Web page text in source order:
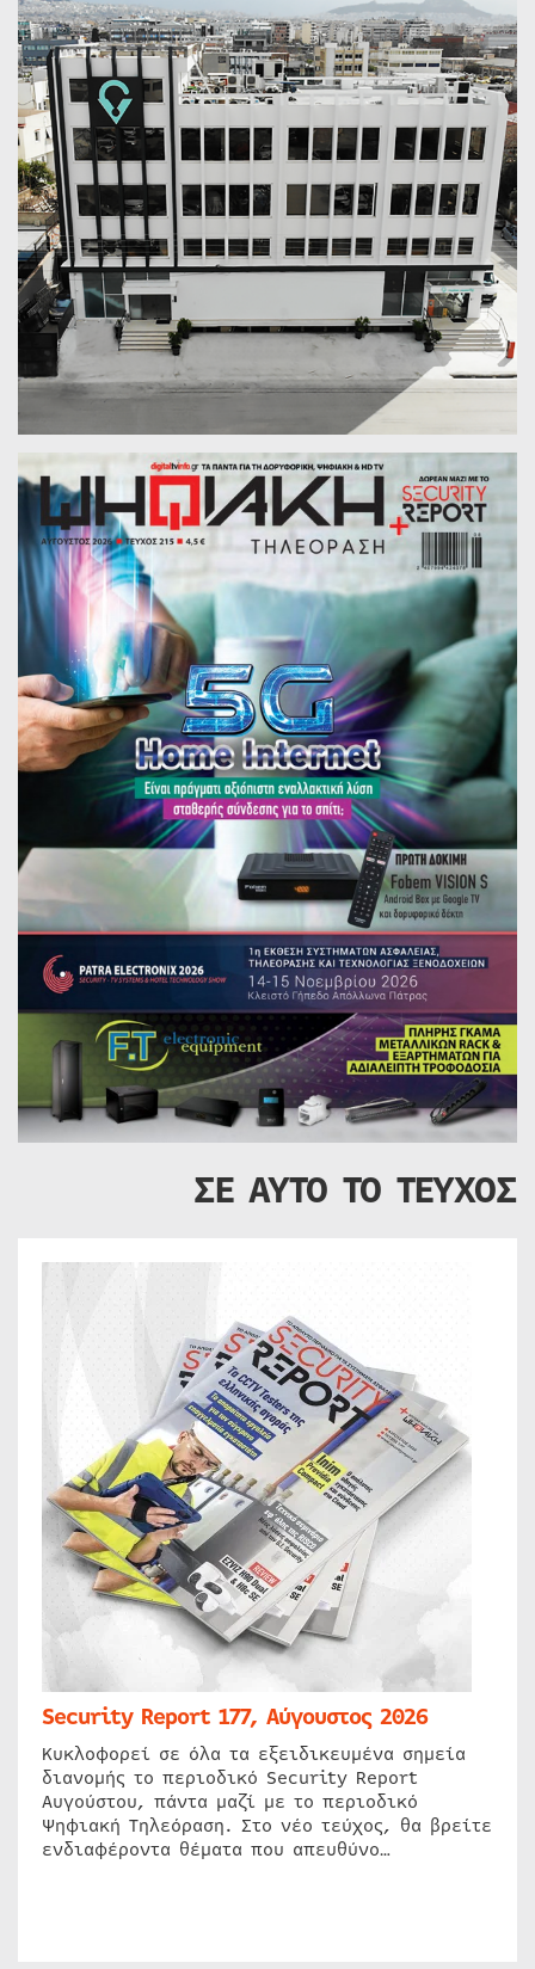
ΣΕ ΑΥΤΟ ΤΟ ΤΕΥΧΟΣ
Security Report 177, Αύγουστος 2026
Κυκλοφορεί σε όλα τα εξειδικευμένα σημεία
διανομής το περιοδικό Security Report
Αυγούστου, πάντα μαζί με το περιοδικό
Ψηφιακή Τηλεόραση. Στο νέο τεύχος, θα βρείτε
ενδιαφέροντα θέματα που απευθύνο…